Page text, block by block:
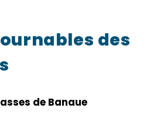
des
de Banaue